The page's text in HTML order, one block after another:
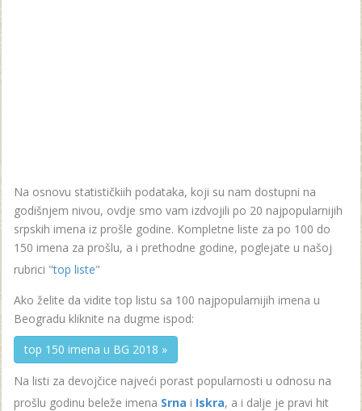
Na osnovu statističkiih podataka, koji su nam dostupni na
godišnjem nivou, ovdje smo vam izdvojili po 20 najpopularnijih
srpskih imena iz prošle godine. Kompletne liste za po 100 do
150 imena za prošlu, a i prethodne godine, poglejate u našoj
rubrici "top liste"
Ako želite da vidite top listu sa 100 najpopularnijih imena u
Beogradu kliknite na dugme ispod:
top 150 imena u BG 2018 »
Na listi za devojčice najveći porast popularnosti u odnosu na
prošlu godinu beleže imena Srna i Iskra, a i dalje je pravi hit